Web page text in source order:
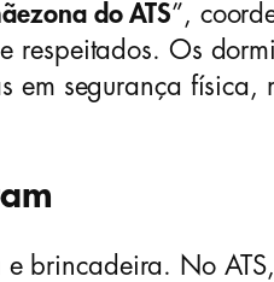
do ATS”,
Os
segurança física,
brincadeira. No